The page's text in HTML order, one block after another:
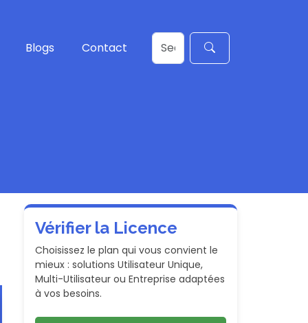
Blogs Contact
Vérifier la Licence
Choisissez le plan qui vous convient le
mieux : solutions Utilisateur Unique,
Multi-Utilisateur ou Entreprise adaptées
à vos besoins.